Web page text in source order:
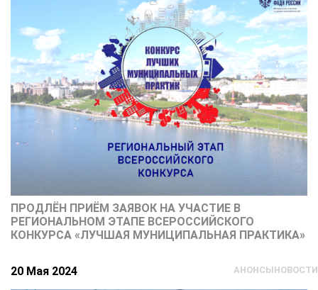
ПРОДЛЁН ПРИЁМ ЗАЯВОК НА УЧАСТИЕ В
РЕГИОНАЛЬНОМ ЭТАПЕ ВСЕРОССИЙСКОГО
КОНКУРСА «ЛУЧШАЯ МУНИЦИПАЛЬНАЯ ПРАКТИКА»
20 Мая 2024 АНОНСЫНОВОСТИ